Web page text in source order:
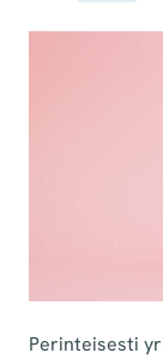
Perinteisesti